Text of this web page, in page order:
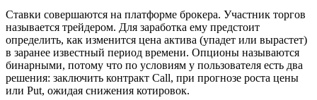
Ставки совершаются на платформе брокера. Участник торгов
называется трейдером. Для заработка ему предстоит
определить, как изменится цена актива (упадет или вырастет)
в заранее известный период времени. Опционы называются
бинарными, потому что по условиям у пользователя есть два
решения: заключить контракт Call, при прогнозе роста цены
или Put, ожидая снижения котировок.